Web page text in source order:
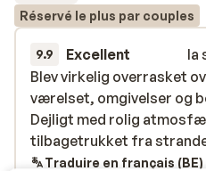
Réservé le plus par couples
9.9 Excellent
la
Blev virkelig overrasket
værelset, omgivelser og
Dejligt med rolig
tilbagetrukket fra
Blev virkelig overrasket
værelset, omgivelser og
Dejligt med rolig
tilbagetrukket fra
Traduire en français (BE)